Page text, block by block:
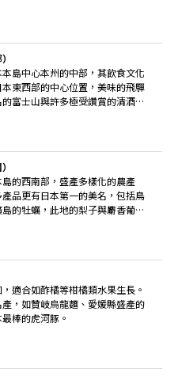
島中心本州的中部，其飲食文化
東西部的中心位置，美味的飛驒
富士山與許多極受讚賞的清酒釀
的西南部，盛產多樣化的農產
品更有日本第一的美名，包括鳥
的牡蠣，此地的梨子與麝香葡萄
適合如酢橘等柑橘類水果生長。
，如贊岐烏龍麵、愛媛縣盛產的
棒的虎河豚。